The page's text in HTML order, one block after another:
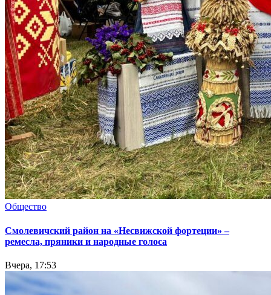
Общество
Смолевичский район на «Несвижской фортеции» –
ремесла, пряники и народные голоса
Вчера, 17:53